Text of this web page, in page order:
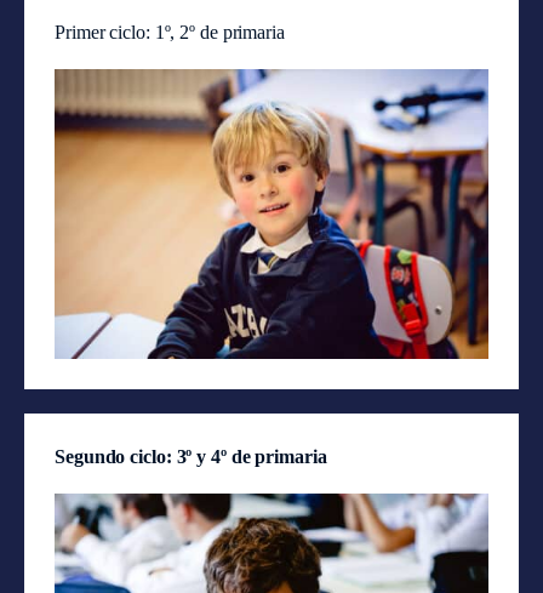
Primer ciclo: 1º, 2º de primaria
Segundo ciclo: 3º y 4º de primaria